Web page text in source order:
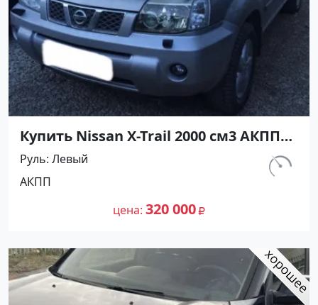
Купить Nissan X-Trail 2000 см3 АКПП
(140 л.с.) Бензин инжектор в Гайдук :
цвет Серый Внедорожник 2005 года
по цене 320000 рублей, объявление
№24754 на сайте Авторынок23
Руль Левый
АКПП
цена 320 000